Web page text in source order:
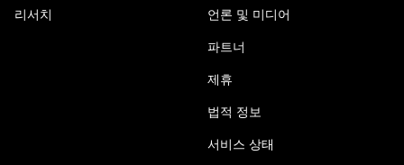
리서치 언론 및 미디어
파트너
제휴
법적 정보
서비스 상태